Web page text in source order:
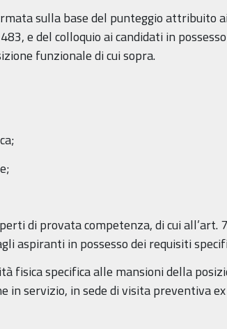
sulla base del punteggio
e del colloquio ai candidati in
funzionale di cui sopra.
di provata competenza, di cui all’art.
aspiranti in possesso dei requisiti
fisica specifica alle mansioni della
servizio, in sede di visita preventiva